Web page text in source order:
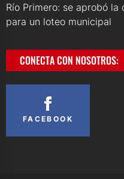
Río Primero: se aprobó
para un loteo municipal
CONECTA CON NOSOTROS:
FACEBOOK